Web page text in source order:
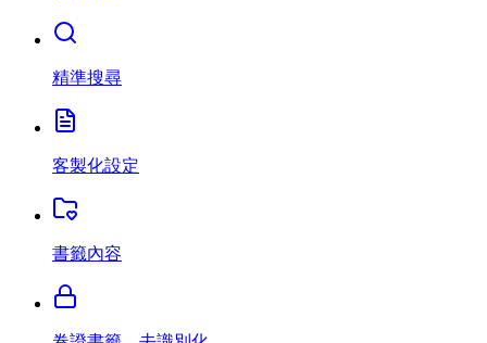
精準搜尋
客製化設定
書籤內容